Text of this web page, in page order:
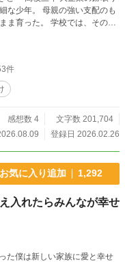
な少年。 母親の強い支配のも
ま育った。 学校では、その美
離を取る。 だが蒼空だけが、
蒼空 いそ
能力、そして場の空気を一瞬
つ。 だが本人はどこか冷めて
人に深く踏み込まず、女は退
手にしてきた。 そんな彼が初
結希斗だった。
件
感想数 4
文字数 201,704
登録日 2026.02.26
お気に入り追加 1,292
入れたらみんなが幸せ
た僕は新しい家族に愛と幸せ